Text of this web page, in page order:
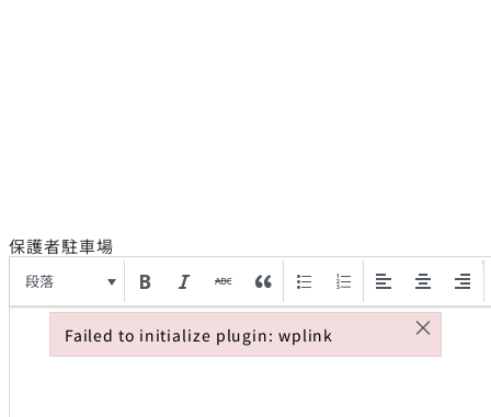
保護者駐車場
段落
Failed to initialize plugin: wplink ×
Failed to initialize plugin: wplink